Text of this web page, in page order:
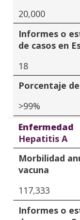
20,000
Informes o
de casos en
18
Porcentaje
>99%
Enfermedad
Hepatitis A
Morbilidad
vacuna
117,333
Informes o